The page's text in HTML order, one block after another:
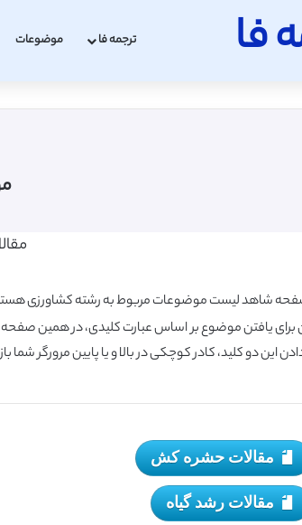
فا ترجمه فا موضوعات
شاهد لیست موضوعات مربوط به رشته کشاورزی هستید.
این دو کلید، کادر کوچکی در بالا و یا پایین مرورگر
مقالات حشره کش
مقالات رشد گیاه